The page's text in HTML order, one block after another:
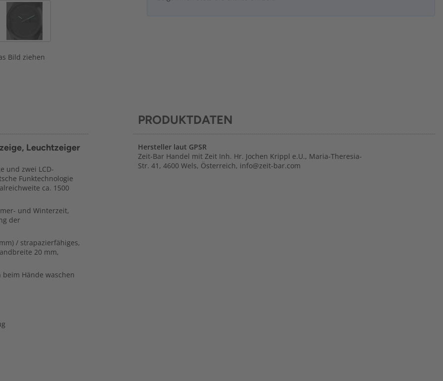
Bild ziehen
Leuchtzeiger
und zwei LCD-
Funktechnologie
ca. 1500
und Winterzeit,
der
/ strapazierfähiges,
20 mm,
Hände waschen
PRODUKTDATEN
Hersteller laut GPSR
Zeit-Bar Handel mit Zeit Inh. Hr. Jochen Krippl e.U., Maria-Theresia-
Str. 41, 4600 Wels, Österreich, info@zeit-bar.com